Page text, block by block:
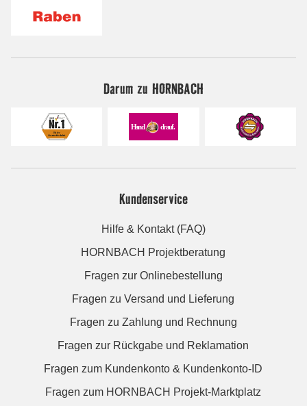
Darum zu HORNBACH
Kundenservice
Hilfe & Kontakt (FAQ)
HORNBACH Projektberatung
Fragen zur Onlinebestellung
Fragen zu Versand und Lieferung
Fragen zu Zahlung und Rechnung
Fragen zur Rückgabe und Reklamation
Fragen zum Kundenkonto & Kundenkonto-ID
Fragen zum HORNBACH Projekt-Marktplatz